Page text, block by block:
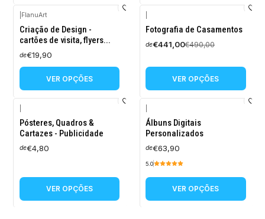
FlanuArt
Criação de Design -
cartões de visita, flyers...
de€19,90
VER OPÇÕES
-10%
DESCONTO
Fotografia de Casamentos
de€441,00€490,00
VER OPÇÕES
Pósteres, Quadros &
Cartazes - Publicidade
de€4,80
VER OPÇÕES
Álbuns Digitais
Personalizados
de€63,90
5.0
VER OPÇÕES